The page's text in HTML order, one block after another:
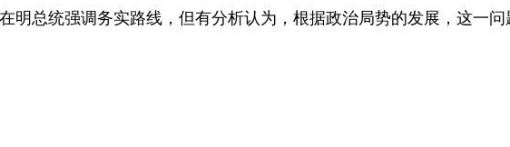
明总统强调务实路线，但有分析认为，根据政治局势的发展，这一问